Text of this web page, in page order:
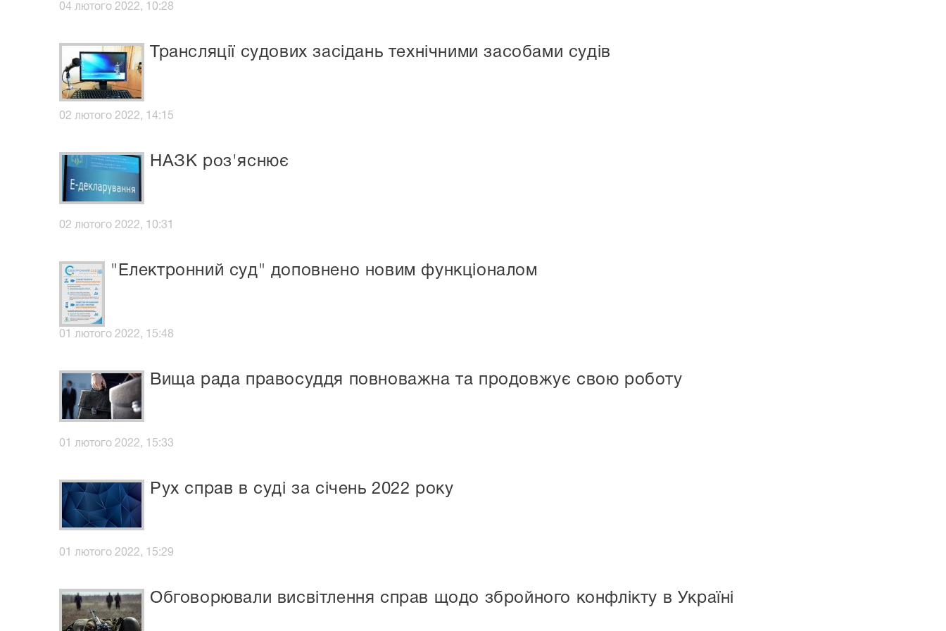
04 лютого 2022, 10:28
Трансляції судових засідань технічними засобами судів
02 лютого 2022, 14:15
НАЗК роз'яснює
02 лютого 2022, 10:31
"Електронний суд" доповнено новим функціоналом
01 лютого 2022, 15:48
Вища рада правосуддя повноважна та продовжує свою роботу
01 лютого 2022, 15:33
Рух справ в суді за січень 2022 року
01 лютого 2022, 15:29
Обговорювали висвітлення справ щодо збройного конфлікту в Україні